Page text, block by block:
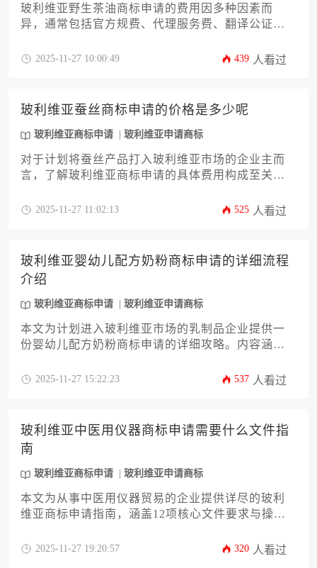
玻利维亚野生茶油商标申请的费用因多种因素而
异，通常包括官方规费、代理服务费、翻译公证及
及潜在风险综合预算，整体费用约在数千至数万美
2025-11-27 10:00:49 439 人看过
玻利维亚蚕丝商标申请的价格是多少呢
玻利维亚商标申请 玻利维亚申请商标
对于计划将蚕丝产品打入玻利维亚市场的企业主而
言，了解玻利维亚商标申请的具体费用构成至关重
入剖析影响价格的各项因素，从官费、代理服务费
利维亚蚕丝商标申请的价格是多少呢”这一核心问
题，帮助您高效、稳妥地完成品牌布局。
2025-11-27 11:02:13 525 人看过
玻利维亚婴幼儿配方奶粉商标申请的详细流程
介绍
玻利维亚商标申请 玻利维亚申请商标
本文为计划进入玻利维亚市场的乳制品企业提供一
份婴幼儿配方奶粉商标申请的详细攻略。内容涵盖
续维护要点，旨在帮助企业高效完成玻利维亚商标
2025-11-27 15:22:23 537 人看过
玻利维亚中医用仪器商标申请需要什么文件指
南
玻利维亚商标申请 玻利维亚申请商标
本文为从事中医用仪器贸易的企业提供详尽的玻利
维亚商标申请指南，涵盖12项核心文件要求与操作
证注意事项到官方审查流程解析，帮助企业系统规
2025-11-27 19:20:57 320 人看过